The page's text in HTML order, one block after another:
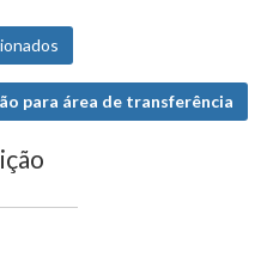
para área de transferência